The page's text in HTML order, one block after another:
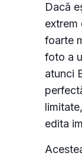
Dacă
extrem
foarte
foto a
atunci
edita